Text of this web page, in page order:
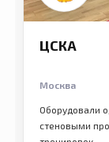
ЦСКА
Москва
Оборудовали
стеновыми